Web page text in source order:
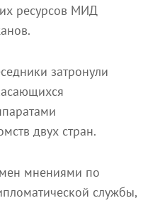
ресурсов МИД
затронули
двух стран.
мнениями по
службы,